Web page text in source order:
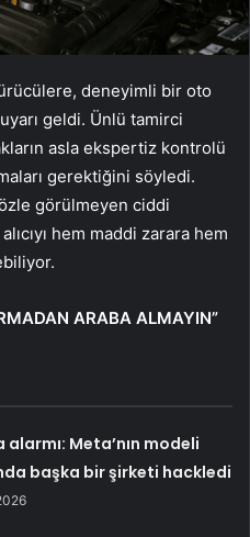
deneyimli bir oto
geldi. Ünlü tamirci
asla ekspertiz kontrolü
gerektiğini söyledi.
görülmeyen ciddi
hem maddi zarara hem
ARABA ALMAYIN”
alarmı: Meta’nın modeli
başka bir şirketi hackledi